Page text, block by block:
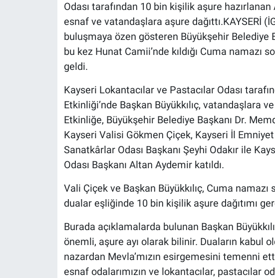
Odası tarafından 10 bin kişilik aşure
esnaf ve vatandaşlara aşure dağıttı.KAYSERİ
buluşmaya özen gösteren Büyükşehir Belediye
bu kez Hunat Camii’nde kıldığı Cuma namazı
geldi.
Kayseri Lokantacılar ve Pastacılar Odası
Etkinliği’nde Başkan Büyükkılıç, vatandaşlara
Etkinliğe, Büyükşehir Belediye Başkanı Dr.
Kayseri Valisi Gökmen Çiçek, Kayseri İl
Sanatkârlar Odası Başkanı Şeyhi Odakır ile
Odası Başkanı Altan Aydemir katıldı.
Vali Çiçek ve Başkan Büyükkılıç, Cuma
dualar eşliğinde 10 bin kişilik aşure dağıtımı
Burada açıklamalarda bulunan Başkan
önemli, aşure ayı olarak bilinir. Duaların kabul
nazardan Mevla’mızın esirgemesini temenni
esnaf odalarımızın ve lokantacılar, pastacılar